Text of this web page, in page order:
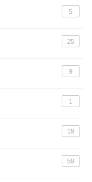
5
25
9
1
19
59